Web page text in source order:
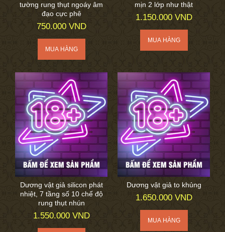
tường rung thụt ngoáy âm
đạo cực phê
750.000 VND
mịn 2 lớp như thật
1.150.000 VND
Dương vật giả silicon phát
nhiệt, 7 tầng số 10 chế độ
rung thụt nhún
1.550.000 VND
Dương vật giả to khủng
1.650.000 VND